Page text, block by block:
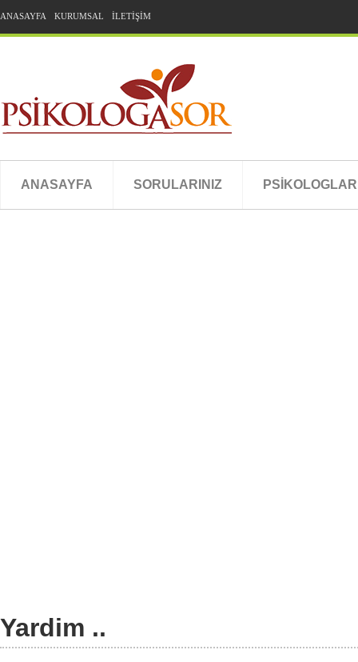
ANASAYFA KURUMSAL İLETİŞİM
ANASAYFA SORULARINIZ
Yardim ..